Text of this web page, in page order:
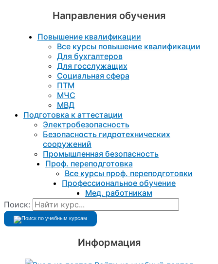
Направления обучения
Повышение квалификации
Все курсы повышение квалификации
Для бухгалтеров
Для госслужащих
Социальная сфера
ПТМ
МЧС
МВД
Подготовка к aттестации
Электробезопасность
Безопасность гидротехнических
сооружений
Промышленная безопасность
Проф. переподготовка
Все курсы проф. переподготовки
Профессиональное обучение
Мед. работникам
Поиск:
Информация